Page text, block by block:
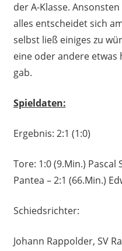
der A-Klasse.
alles entscheidet sich
selbst ließ einiges zu
eine oder andere etwas
gab.
Spieldaten:
Ergebnis: 2:1 (1:0)
Tore: 1:0 (9.Min.) Pascal
Pantea – 2:1 (66.Min.)
Schiedsrichter:
Johann Rappolder, SV